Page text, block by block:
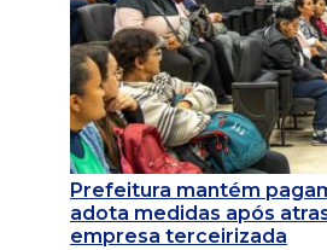
Prefeitura mantém
adota medidas após
empresa terceirizada